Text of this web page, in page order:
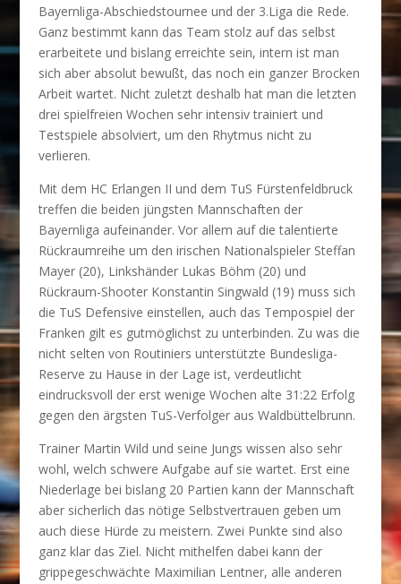
Bayernliga-Abschiedstournee und der 3.Liga die Rede.
Ganz bestimmt kann das Team stolz auf das selbst
erarbeitete und bislang erreichte sein, intern ist man
sich aber absolut bewußt, das noch ein ganzer Brocken
Arbeit wartet. Nicht zuletzt deshalb hat man die letzten
drei spielfreien Wochen sehr intensiv trainiert und
Testspiele absolviert, um den Rhytmus nicht zu
verlieren.
Mit dem HC Erlangen II und dem TuS Fürstenfeldbruck
treffen die beiden jüngsten Mannschaften der
Bayernliga aufeinander. Vor allem auf die talentierte
Rückraumreihe um den irischen Nationalspieler Steffan
Mayer (20), Linkshänder Lukas Böhm (20) und
Rückraum-Shooter Konstantin Singwald (19) muss sich
die TuS Defensive einstellen, auch das Tempospiel der
Franken gilt es gutmöglichst zu unterbinden. Zu was die
nicht selten von Routiniers unterstützte Bundesliga-
Reserve zu Hause in der Lage ist, verdeutlicht
eindrucksvoll der erst wenige Wochen alte 31:22 Erfolg
gegen den ärgsten TuS-Verfolger aus Waldbüttelbrunn.
Trainer Martin Wild und seine Jungs wissen also sehr
wohl, welch schwere Aufgabe auf sie wartet. Erst eine
Niederlage bei bislang 20 Partien kann der Mannschaft
aber sicherlich das nötige Selbstvertrauen geben um
auch diese Hürde zu meistern. Zwei Punkte sind also
ganz klar das Ziel. Nicht mithelfen dabei kann der
grippegeschwächte Maximilian Lentner, alle anderen